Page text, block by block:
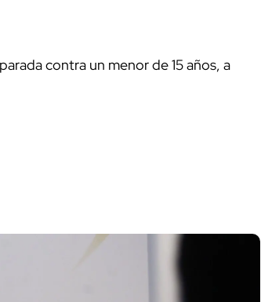
contra un menor de 15 años, a